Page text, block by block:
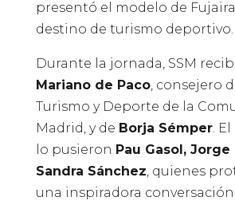
presentó el modelo de
destino de turismo deportivo.
Durante la jornada, SSM
Mariano de Paco, consejero
Turismo y Deporte de la
Madrid, y de Borja Sémper.
lo pusieron Pau Gasol, Jorge
Sandra Sánchez , quienes
una inspiradora